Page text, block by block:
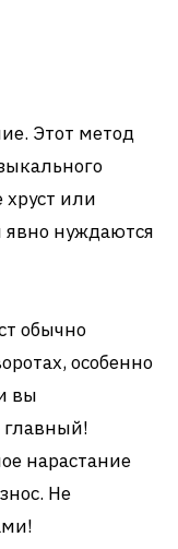
Этот метод
или
явно нуждаются
обычно
особенно
вы
главный!
нарастание
Не